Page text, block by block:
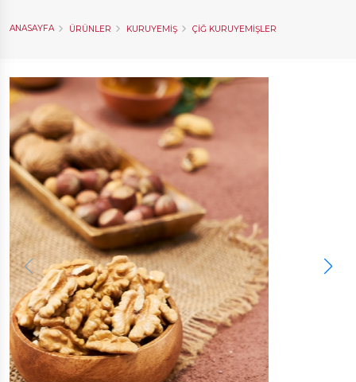
ANASAYFA ÜRÜNLER KURUYEMIŞ ÇIĞ KURUYEMIŞLER